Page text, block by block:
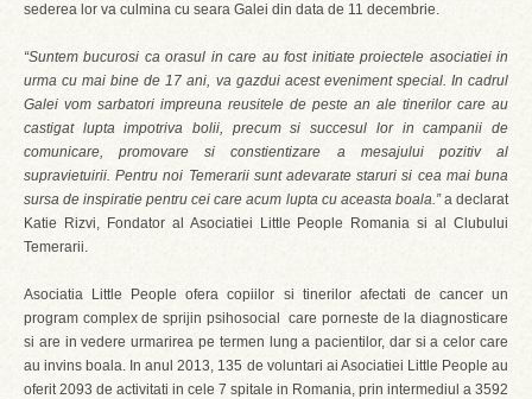
sederea lor va culmina cu seara Galei din data de 11 decembrie.
“Suntem bucurosi ca orasul in care au fost initiate proiectele asociatiei in
urma cu mai bine de 17 ani, va gazdui acest eveniment special. In cadrul
Galei vom sarbatori impreuna reusitele de peste an ale tinerilor care au
castigat lupta impotriva bolii, precum si succesul lor in campanii de
comunicare, promovare si constientizare a mesajului pozitiv al
supravietuirii. Pentru noi Temerarii sunt adevarate staruri si cea mai buna
sursa de inspiratie pentru cei care acum lupta cu aceasta boala.”a declarat
Katie Rizvi, Fondator al Asociatiei Little People Romania si al Clubului
Temerarii.
Asociatia Little People ofera copiilor si tinerilor afectati de cancer un
program complex de sprijin psihosocial care porneste de la diagnosticare
si are in vedere urmarirea pe termen lung a pacientilor, dar si a celor care
au invins boala. In anul 2013, 135 de voluntari ai Asociatiei Little People au
oferit 2093 de activitati in cele 7 spitale in Romania, prin intermediul a 3592